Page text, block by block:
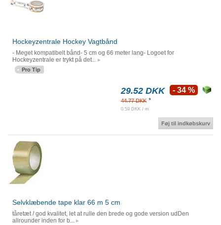
Hockeyzentrale Hockey Vagtbånd
- Meget kompatibelt bånd- 5 cm og 66 meter lang- Logoet for
Hockeyzentrale er trykt på det...
Pro Tip
29.52 DKK
44.77 DKK *
0.59 DKK / m
- 34 %
Føj til indkøbskurv
Selvklæbende tape klar 66 m 5 cm
tåretæt / god kvalitet, let at rulle den brede og gode version udDen
allrounder inden for b...